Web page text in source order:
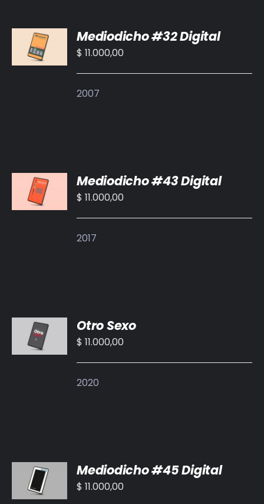
RED EOL
MEDIODICHO
AL
CARRITO
/
Mediodicho #32 Digital
$ 11.000,00
2007
AL
CARRITO
/
Mediodicho #43 Digital
$ 11.000,00
2017
AL
CARRITO
/
Otro Sexo
$ 11.000,00
2020
AL
CARRITO
/
Mediodicho #45 Digital
$ 11.000,00